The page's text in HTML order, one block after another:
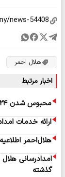
هلال احمر
اخبار مرتبط
محبوس شدن ۲۴ نفر در پی ریزش معدن
ارائه خدمات امدادی به بیش از
هلال‌احمر
گذشته